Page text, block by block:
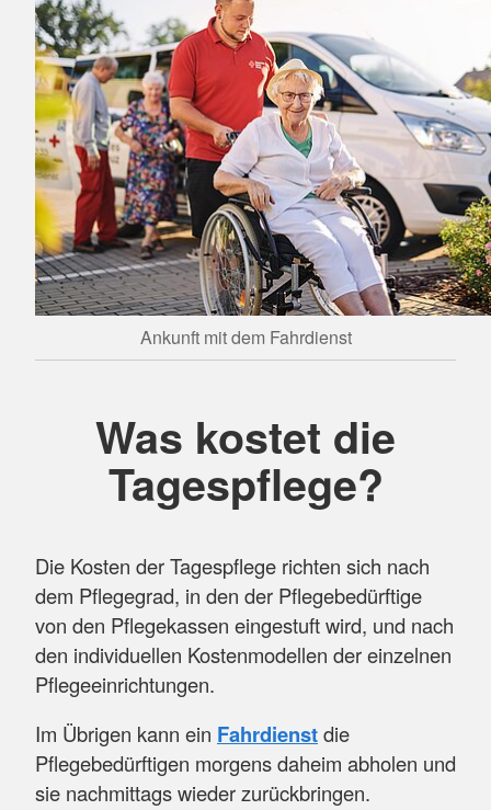
Ankunft mit dem Fahrdienst
Was kostet die
Tagespflege?
Die Kosten der Tagespflege richten sich nach
dem Pflegegrad, in den der Pflegebedürftige
von den Pflegekassen eingestuft wird, und nach
den individuellen Kostenmodellen der einzelnen
Pflegeeinrichtungen.
Im Übrigen kann ein Fahrdienstdie
Pflegebedürftigen morgens daheim abholen und
sie nachmittags wieder zurückbringen.